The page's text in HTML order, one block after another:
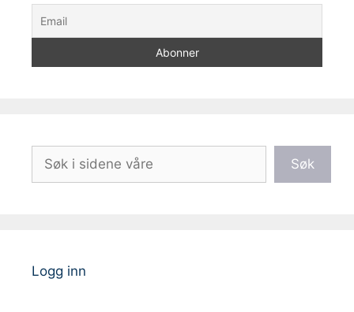
Søk
Søk
Logg inn